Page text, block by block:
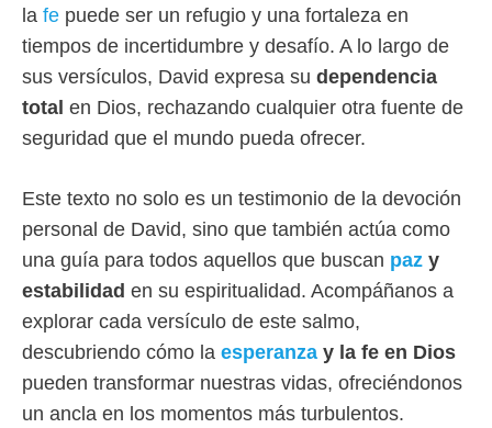
la fe puede ser un refugio y una fortaleza en
tiempos de incertidumbre y desafío. A lo largo de
sus versículos, David expresa su dependencia
total en Dios, rechazando cualquier otra fuente de
seguridad que el mundo pueda ofrecer.
Este texto no solo es un testimonio de la devoción
personal de David, sino que también actúa como
una guía para todos aquellos que buscan paz y
estabilidad en su espiritualidad. Acompáñanos a
explorar cada versículo de este salmo,
descubriendo cómo la esperanza y la fe en Dios
pueden transformar nuestras vidas, ofreciéndonos
un ancla en los momentos más turbulentos.